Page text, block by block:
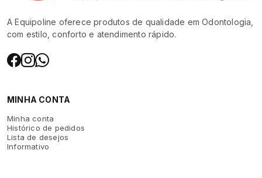
A Equipoline oferece produtos de qualidade em Odontologia,
com estilo, conforto e atendimento rápido.
MINHA CONTA
Minha conta
Histórico de pedidos
Lista de desejos
Informativo